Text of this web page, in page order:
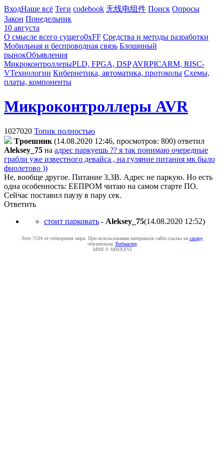
ВходНаше всё Теги codebook 无线电组件 Поиск Опросы
Закон Понедельник
10 августа
О смысле всего сущего0xFF Средства и методы разработки
Мобильная и беспроводная связь Блошиный
рынокОбъявления
МикроконтроллерыPLD, FPGA, DSP AVRPICARM, RISC-
VТехнологии Кибернетика, автоматика, протоколы Схемы,
платы, компоненты
Микроконтроллеры AVR
1027020 Топик полностью
Tpoeшник (14.08.2020 12:46, просмотров: 800) ответил
Aleksey_75 на адрес паркуешь ?? я так понимаю очередные
грабли уже известного девайса , на гуляние питания мк было
фиолетово ))
Не, вообще другое. Питание 3,3В. Адрес не паркую. Но есть
одна особенность: ЕЕПРОМ читаю на самом старте ПО.
Сейчас поставил паузу в пару сек.
Ответить
стоит парковать - Aleksey_75(14.08.2020 12:52)
Лето 7534 от сотворения мира. При использовании материалов сайта ссылка на caxapу
обязательна. Вебмастер
MMI © MMXXVI